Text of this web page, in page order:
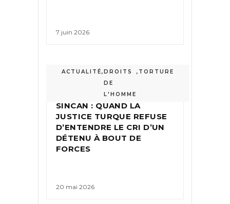
7 juin 2026
ACTUALITÉ, DROITS
DE
L'HOMME
, TORTURE
LENTE EXÉCUTION À
SINCAN : QUAND LA
JUSTICE TURQUE REFUSE
D’ENTENDRE LE CRI D’UN
DÉTENU À BOUT DE
FORCES
20 mai 2026